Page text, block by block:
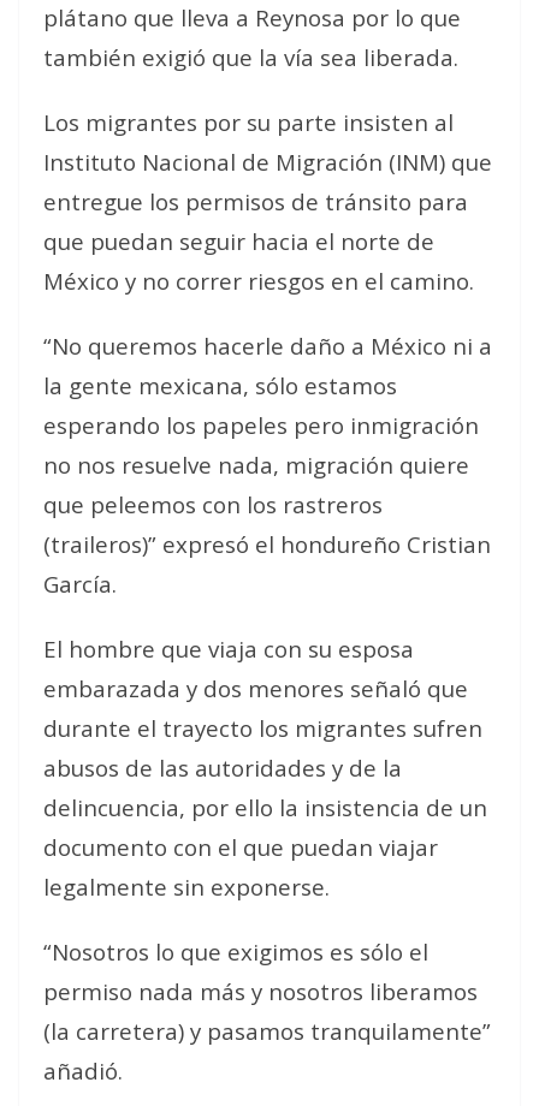
plátano que lleva a Reynosa por lo que
también exigió que la vía sea liberada.
Los migrantes por su parte insisten al
Instituto Nacional de Migración (INM) que
entregue los permisos de tránsito para
que puedan seguir hacia el norte de
México y no correr riesgos en el camino.
“No queremos hacerle daño a México ni a
la gente mexicana, sólo estamos
esperando los papeles pero inmigración
no nos resuelve nada, migración quiere
que peleemos con los rastreros
(traileros)” expresó el hondureño Cristian
García.
El hombre que viaja con su esposa
embarazada y dos menores señaló que
durante el trayecto los migrantes sufren
abusos de las autoridades y de la
delincuencia, por ello la insistencia de un
documento con el que puedan viajar
legalmente sin exponerse.
“Nosotros lo que exigimos es sólo el
permiso nada más y nosotros liberamos
(la carretera) y pasamos tranquilamente”
añadió.